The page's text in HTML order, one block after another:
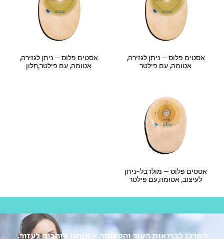
אסטים פלוס – ניתן לגזירה,
אטומה, עם פילטר
אסטים פלוס – ניתן לגזירה,
אטומה, עם פילטר,חלון
אסטים פלוס – מולדבל-ניתן
לעיצוב, אטומה,עם פילטר
המרכז לבריאות העור והסטומה - אנחנו אוהבים לעזור.